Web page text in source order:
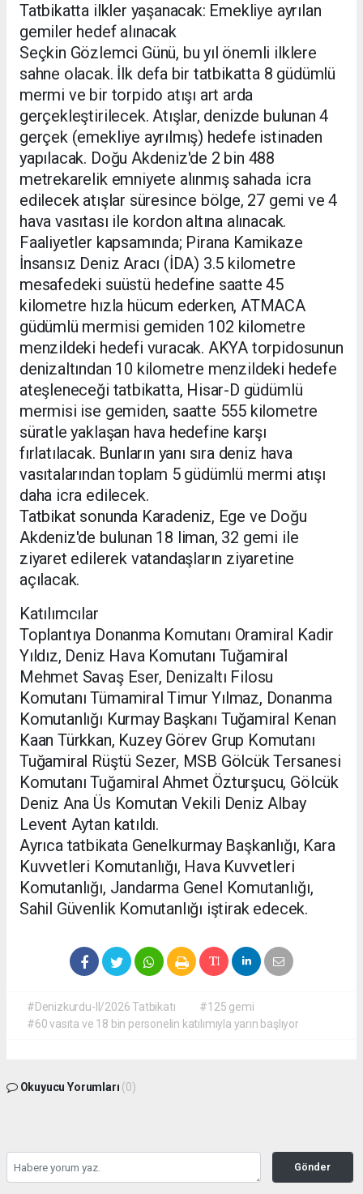
Tatbikatta ilkler yaşanacak: Emekliye ayrılan
gemiler hedef alınacak
Seçkin Gözlemci Günü, bu yıl önemli ilklere
sahne olacak. İlk defa bir tatbikatta 8 güdümlü
mermi ve bir torpido atışı art arda
gerçekleştirilecek. Atışlar, denizde bulunan 4
gerçek (emekliye ayrılmış) hedefe istinaden
yapılacak. Doğu Akdeniz'de 2 bin 488
metrekarelik emniyete alınmış sahada icra
edilecek atışlar süresince bölge, 27 gemi ve 4
hava vasıtası ile kordon altına alınacak.
Faaliyetler kapsamında; Pirana Kamikaze
İnsansız Deniz Aracı (İDA) 3.5 kilometre
mesafedeki suüstü hedefine saatte 45
kilometre hızla hücum ederken, ATMACA
güdümlü mermisi gemiden 102 kilometre
menzildeki hedefi vuracak. AKYA torpidosunun
denizaltından 10 kilometre menzildeki hedefe
ateşleneceği tatbikatta, Hisar-D güdümlü
mermisi ise gemiden, saatte 555 kilometre
süratle yaklaşan hava hedefine karşı
fırlatılacak. Bunların yanı sıra deniz hava
vasıtalarından toplam 5 güdümlü mermi atışı
daha icra edilecek.
Tatbikat sonunda Karadeniz, Ege ve Doğu
Akdeniz'de bulunan 18 liman, 32 gemi ile
ziyaret edilerek vatandaşların ziyaretine
açılacak.
Katılımcılar
Toplantıya Donanma Komutanı Oramiral Kadir
Yıldız, Deniz Hava Komutanı Tuğamiral
Mehmet Savaş Eser, Denizaltı Filosu
Komutanı Tümamiral Timur Yılmaz, Donanma
Komutanlığı Kurmay Başkanı Tuğamiral Kenan
Kaan Türkkan, Kuzey Görev Grup Komutanı
Tuğamiral Rüştü Sezer, MSB Gölcük Tersanesi
Komutanı Tuğamiral Ahmet Özturşucu, Gölcük
Deniz Ana Üs Komutan Vekili Deniz Albay
Levent Aytan katıldı.
Ayrıca tatbikata Genelkurmay Başkanlığı, Kara
Kuvvetleri Komutanlığı, Hava Kuvvetleri
Komutanlığı, Jandarma Genel Komutanlığı,
Sahil Güvenlik Komutanlığı iştirak edecek.
#Denizkurdu-II/2026 Tatbikatı
#125 gemi
#60 vasıta ve 18 bin personelin katılımıyla yarın başlıyor
Okuyucu Yorumları (0)
Gönder